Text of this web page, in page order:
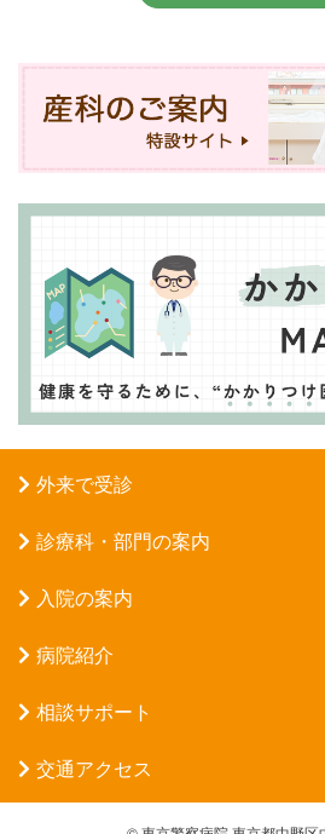
外来で受診
診療科・部門の案内
入院の案内
病院紹介
相談サポート
交通アクセス